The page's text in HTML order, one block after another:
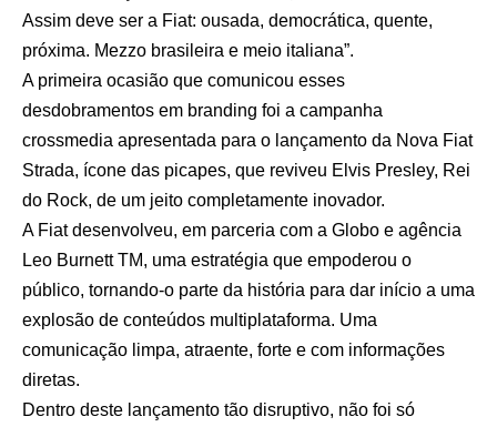
Assim deve ser a Fiat: ousada, democrática, quente,
próxima. Mezzo brasileira e meio italiana”.
A primeira ocasião que comunicou esses
desdobramentos em branding foi a campanha
crossmedia apresentada para o lançamento da Nova Fiat
Strada, ícone das picapes, que reviveu Elvis Presley, Rei
do Rock, de um jeito completamente inovador.
A Fiat desenvolveu, em parceria com a Globo e agência
Leo Burnett TM, uma estratégia que empoderou o
público, tornando-o parte da história para dar início a uma
explosão de conteúdos multiplataforma. Uma
comunicação limpa, atraente, forte e com informações
diretas.
Dentro deste lançamento tão disruptivo, não foi só